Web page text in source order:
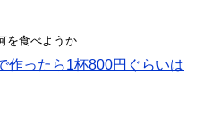
を食べようか
作ったら1杯800円ぐらいは